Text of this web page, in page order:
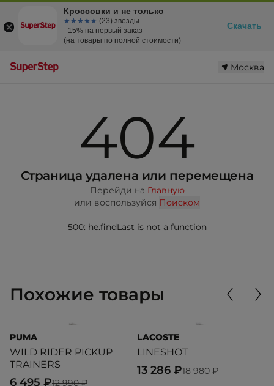
Москва
404
Страница удалена или перемещена
Перейди на Главную
или воспользуйся Поиском
500: he.findLast is not a function
Похожие товары
PUMA
WILD RIDER PICKUP
TRAINERS
12 990 ₽
6 495 ₽
LACOSTE
LINESHOT
18 980 ₽
13 286 ₽
Кроссовки и не только
☆☆☆☆☆
★★★★★ (23) звезды
- 15% на первый заказ
(на товары по полной стоимости)
Скачать